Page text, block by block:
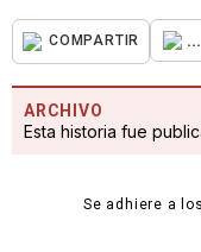
COMPARTIR ...
ARCHIVO
Esta historia fue
Se adhiere a